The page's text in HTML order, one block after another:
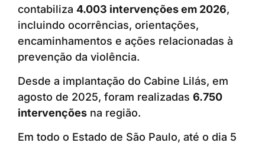
contabiliza 4.003 intervenções em 2026,
incluindo ocorrências, orientações,
encaminhamentos e ações relacionadas à
prevenção da violência.
Desde a implantação do Cabine Lilás, em
agosto de 2025, foram realizadas 6.750
intervenções na região.
Em todo o Estado de São Paulo, até o dia 5